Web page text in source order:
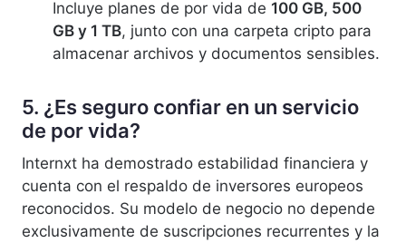
Incluye planes de por vida de 100 GB, 500
GB y 1 TB, junto con una carpeta cripto para
almacenar archivos y documentos sensibles.
5. ¿Es seguro confiar en un servicio
de por vida?
Internxt ha demostrado estabilidad financiera y
cuenta con el respaldo de inversores europeos
reconocidos. Su modelo de negocio no depende
exclusivamente de suscripciones recurrentes y la